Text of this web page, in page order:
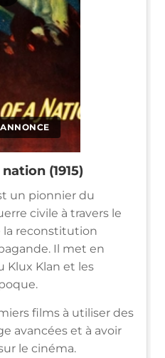
(1915)
un pionnier du
civile à travers le
la reconstitution
Il met en
Klux Klan et les
films à utiliser des
avancées et à avoir
le cinéma.